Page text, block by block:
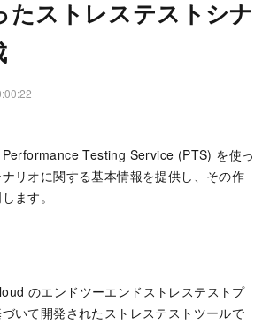
たストレステストシナ
Testing Service (PTS) を使っ
リオに関する基本情報を提供し、その作
ます。
のエンドツーエンドストレステストプ
いて開発されたストレステストツールで